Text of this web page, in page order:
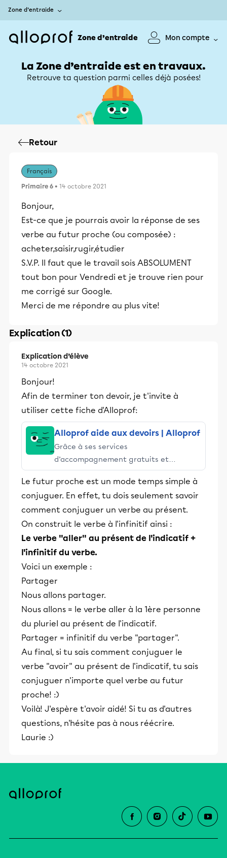
Zone d’entraide
Zone d’entraide Mon compte
La Zone d’entraide est en travaux.
Retrouve ta question parmi celles déjà posées!
Retour
Français
Primaire 6 • 14 octobre 2021
Bonjour,
Est-ce que je pourrais avoir la réponse de ses
verbe au futur proche (ou composée) :
acheter,saisir,rugir,étudier
S.V.P. Il faut que le travail sois ABSOLUMENT
tout bon pour Vendredi et je trouve rien pour
me corrigé sur Google.
Merci de me répondre au plus vite!
Explication (1)
Explication d’élève
14 octobre 2021
Bonjour!
Afin de terminer ton devoir, je t'invite à
utiliser cette fiche d'Alloprof:
Alloprof aide aux devoirs | Alloprof
Grâce à ses services
d’accompagnement gratuits et
stimulants, Alloprof engage les élèves
et leurs parents dans la réussite
éducative.
Le futur proche est un mode temps simple à
conjuguer. En effet, tu dois seulement savoir
comment conjuguer un verbe au présent.
On construit le verbe à l'infinitif ainsi :
Le verbe "aller" au présent de l'indicatif +
l'infinitif du verbe.
Voici un exemple :
Partager
Nous allons partager.
Nous allons = le verbe aller à la 1ère personne
du pluriel au présent de l'indicatif.
Partager = infinitif du verbe "partager".
Au final, si tu sais comment conjuguer le
verbe "avoir" au présent de l'indicatif, tu sais
conjuguer n'importe quel verbe au futur
proche! :)
Voilà! J'espère t'avoir aidé! Si tu as d'autres
questions, n'hésite pas à nous réécrire.
Laurie :)